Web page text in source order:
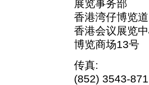
展览事务部
香港湾仔博览
香港会议展览
博览商场13号
传真:
(852) 3543-